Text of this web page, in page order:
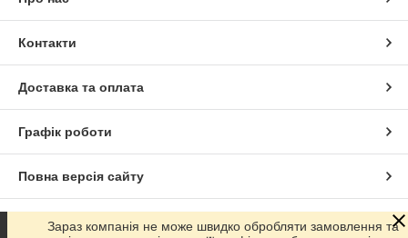
Контакти
Доставка та оплата
Графік роботи
Повна версія сайту
Сайт створено на маркетплейсі Prom.ua
Зараз компанія не може швидко обробляти замовлення та